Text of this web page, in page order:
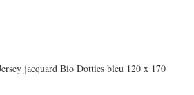
jacquard Bio Dotties bleu 120 x 170